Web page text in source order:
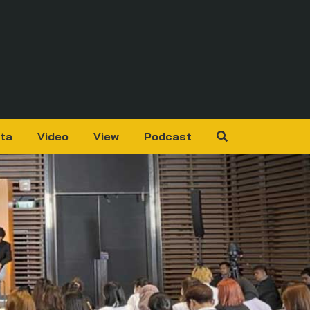
Video View Podcast